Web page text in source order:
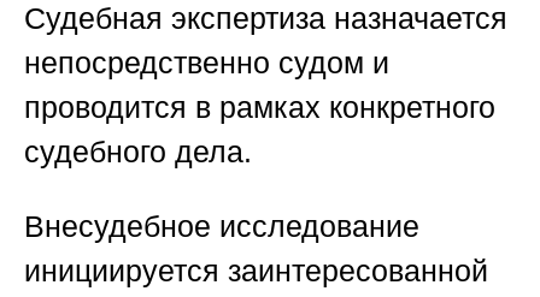
Судебная экспертиза назначается
непосредственно судом и
проводится в рамках конкретного
судебного дела.
Внесудебное исследование
инициируется заинтересованной